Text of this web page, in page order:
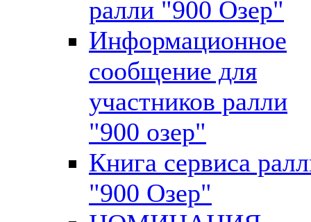
ралли "900 Озер"
Информационное
сообщение для
участников ралли
"900 озер"
Книга сервиса
"900 Озер"